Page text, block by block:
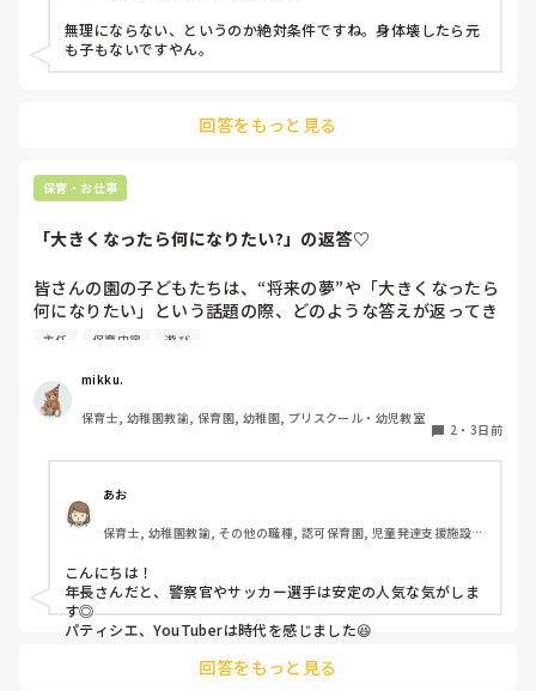
園長からは、この日、大丈夫とか聞かれたりします。が、辛
ければ大丈夫だからとも言われます。正規の先生の体力の方
も心配です。
無理にならない、というのか絶対条件ですね。身体壊したら元
も子もないですやん。
回答をもっと見る
保育・お仕事
「大きくなったら何になりたい?」の返答♡
皆さんの園の子どもたちは、“将来の夢”や「大きくなったら
何になりたい」という話題の際、どのような答えが返ってき
ますか⁇
「ほいくえんのせんせい！」「ようちえんのせんせい！」と
言ってくれる女児もたくさんいてなんだか嬉しくなります♪
＾＾
主任 保育内容 遊び
mikku.
保育士, 幼稚園教諭, 保育園, 幼稚園, プリスクール・幼児教室
2 ・ 3日前
あお
保育士, 幼稚園教諭, その他の職種, 認可保育園, 児童発達支援施設,
こんにちは！
年長さんだと、警察官やサッカー選手は安定の人気な気がしま
す◎
パティシエ、YouTuberは時代を感じました😆
回答をもっと見る